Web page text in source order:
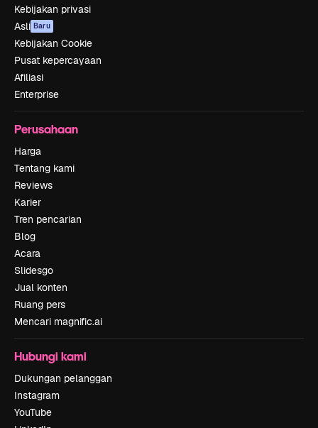
Kebijakan privasi
Asli Baru
Kebijakan Cookie
Pusat kepercayaan
Afiliasi
Enterprise
Perusahaan
Harga
Tentang kami
Reviews
Karier
Tren pencarian
Blog
Acara
Slidesgo
Jual konten
Ruang pers
Mencari magnific.ai
Hubungi kami
Dukungan pelanggan
Instagram
YouTube